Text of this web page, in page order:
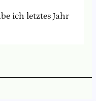
ich letztes Jahr